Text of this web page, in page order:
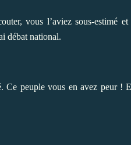
vous l’aviez sous-estimé
débat national.
Ce peuple vous en avez peur !